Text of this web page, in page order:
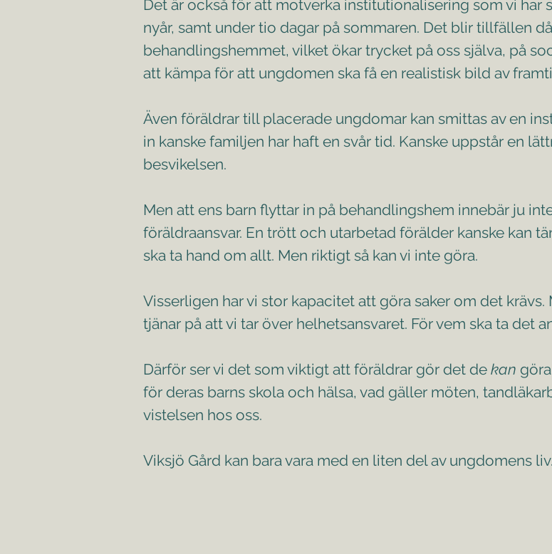
Det är också för att motverka institutionalisering som vi har
nyår, samt under tio dagar på sommaren. Det blir tillfällen
behandlingshemmet, vilket ökar trycket på oss själva, på
att kämpa för att ungdomen ska få en realistisk bild av
Även föräldrar till placerade ungdomar kan smittas av en
in kanske familjen har haft en svår tid. Kanske uppstår en
besvikelsen.
Men att ens barn flyttar in på behandlingshem innebär ju
föräldraansvar. En trött och utarbetad förälder kanske kan
ska ta hand om allt. Men riktigt så kan vi inte göra.
Visserligen har vi stor kapacitet att göra saker om det
tjänar på att vi tar över helhetsansvaret. För vem ska ta det
Därför ser vi det som viktigt att föräldrar gör det de kan
för deras barns skola och hälsa, vad gäller möten,
vistelsen hos oss.
Viksjö Gård kan bara vara med en liten del av ungdomens liv.